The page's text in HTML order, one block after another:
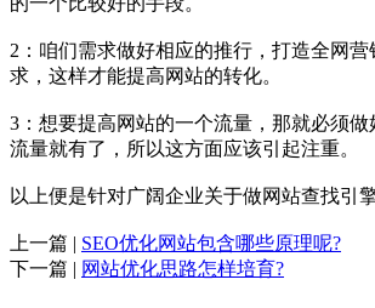
2：咱们需求做好相应的推行，打造全网
求，这样才能提高网站的转化。
3：想要提高网站的一个流量，那就必须
流量就有了，所以这方面应该引起注重。
以上便是针对广阔企业关于做网站查找引
上一篇 | SEO优化网站包含哪些原理呢?
下一篇 | 网站优化思路怎样培育?